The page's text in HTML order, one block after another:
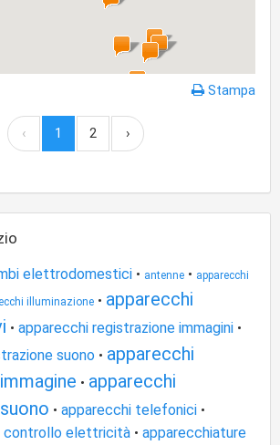
Stampa
‹ 1 2 ›
elettrodomestici • antenne • apparecchi
illuminazione • apparecchi
• apparecchi registrazione immagini •
suono • apparecchi
• apparecchi
• apparecchi telefonici •
controllo elettricità • apparecchiature